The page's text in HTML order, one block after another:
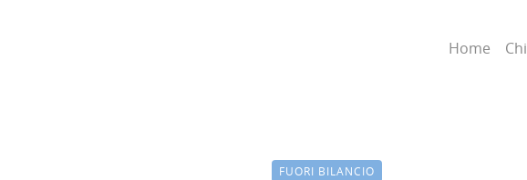
Home
FUORI BILANCIO